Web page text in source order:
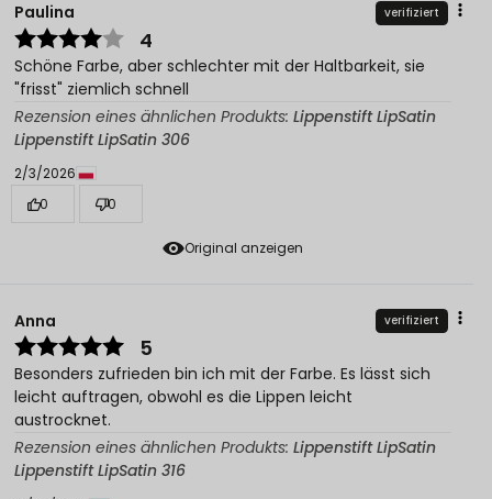
Original anzeigen
Paulina verifiziert
4
Schöne Farbe, aber schlechter mit der Haltbarkeit, sie
"frisst" ziemlich schnell
Rezension eines ähnlichen Produkts: Lippenstift LipSatin
Lippenstift LipSatin 306
2/3/2026
0
0
Anna verifiziert
5
Besonders zufrieden bin ich mit der Farbe. Es lässt sich
leicht auftragen, obwohl es die Lippen leicht
austrocknet.
Rezension eines ähnlichen Produkts: Lippenstift LipSatin
Lippenstift LipSatin 316